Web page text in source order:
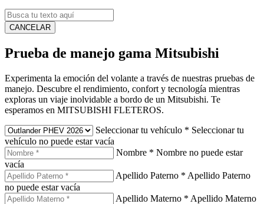
CANCELAR
Prueba de manejo gama Mitsubishi
Experimenta la emoción del volante a través de nuestras pruebas de
manejo. Descubre el rendimiento, confort y tecnología mientras
exploras un viaje inolvidable a bordo de un Mitsubishi. Te
esperamos en MITSUBISHI FLETEROS.
Seleccionar tu vehículo * Seleccionar tu
vehículo no puede estar vacía
Nombre * Nombre no puede estar
vacía
Apellido Paterno * Apellido Paterno
no puede estar vacía
Apellido Materno * Apellido Materno